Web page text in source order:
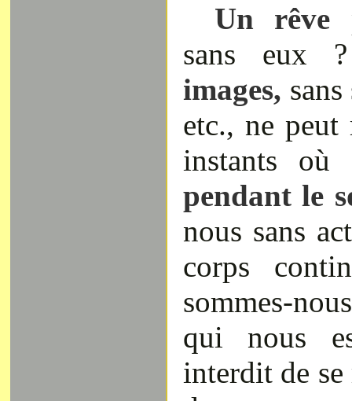
Un rêve
sans eux ?
images,
etc., ne peut
instants où
pendant le
nous sans
corps
sommes-
qui nous
interdit de se